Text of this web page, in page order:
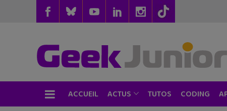
ACCUEIL ACTUS TUTOS CODING